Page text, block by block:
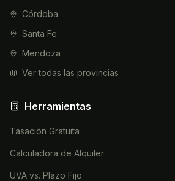
Córdoba
Santa Fe
Mendoza
Ver todas las provincias
Herramientas
Tasación Gratuita
Calculadora de Alquiler
UVA vs. Plazo Fijo